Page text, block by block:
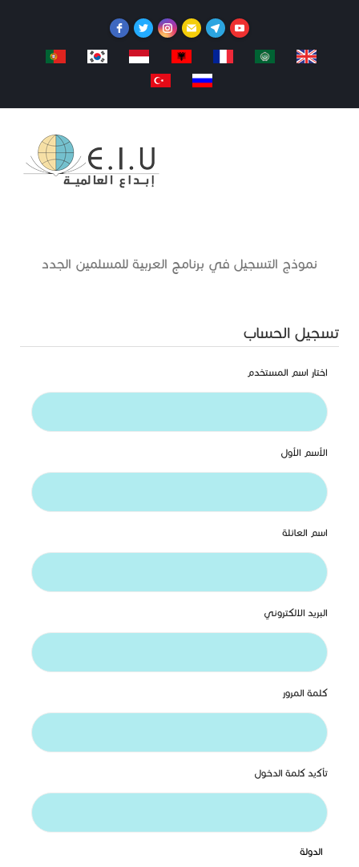
نموذج التسجيل في برنامج العربية للمسلمين الجدد
تسجيل الحساب
اختار اسم المستخدم
الأسم الأﻭﻝ
اسم العائلة
البريد الالكتروني
كلمة المرور
تأﻛيد ﻛلمة الدخول
الدولة